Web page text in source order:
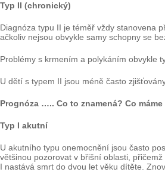
Typ II (chronický)
Diagnóza typu II je téměř vždy stanovena
ačkoliv nejsou obvykle samy schopny se
Problémy s krmením a polykáním obvykle
U dětí s typem II jsou méně často
Prognóza ….. Co to znamená? Co máme
Typ I akutní
U akutního typu onemocnění jsou často
většinou pozorovat v břišní oblasti,
I nastává smrt do dvou let věku dítěte.